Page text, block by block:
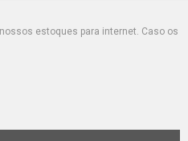
estoques para internet. Caso os